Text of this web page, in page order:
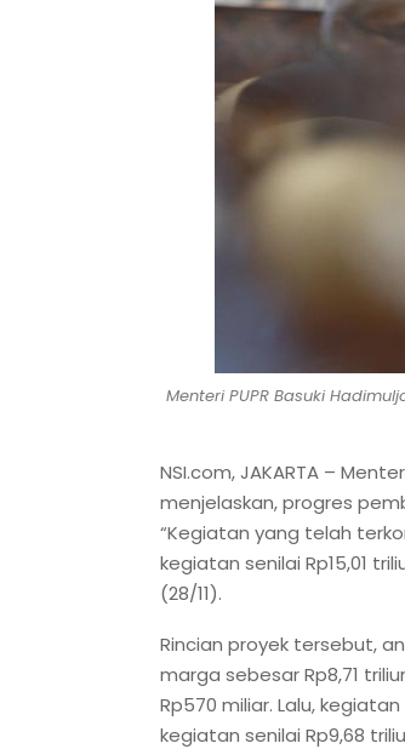
Menteri PUPR Basuki
NSI.com, JAKARTA –
menjelaskan, progres
“Kegiatan yang telah
kegiatan senilai Rp15,01
(28/11).
Rincian proyek tersebut,
marga sebesar Rp8,71
Rp570 miliar. Lalu,
kegiatan senilai Rp9,68